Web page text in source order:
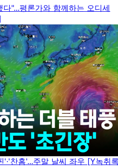
"...평론가와 함께하는 오디세
'·'찬홈'...주말 날씨 좌우 [Y녹취